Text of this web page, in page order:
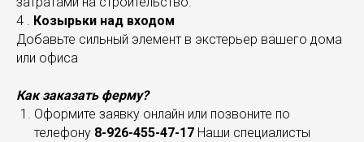
4 . Козырьки над входом
Добавьте сильный элемент в экстерьер вашего дома
или офиса
Как заказать ферму?
Оформите заявку онлайн или позвоните по
телефону 8-926-455-47-17 Наши специалисты